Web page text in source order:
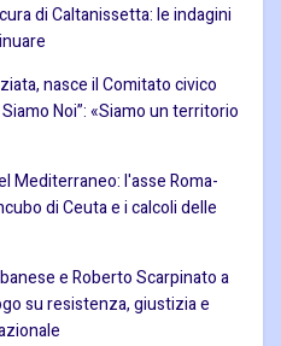
di Caltanissetta: le indagini
nasce il Comitato civico
Noi”: «Siamo un territorio
Mediterraneo: l'asse Roma-
di Ceuta e i calcoli delle
e Roberto Scarpinato a
su resistenza, giustizia e